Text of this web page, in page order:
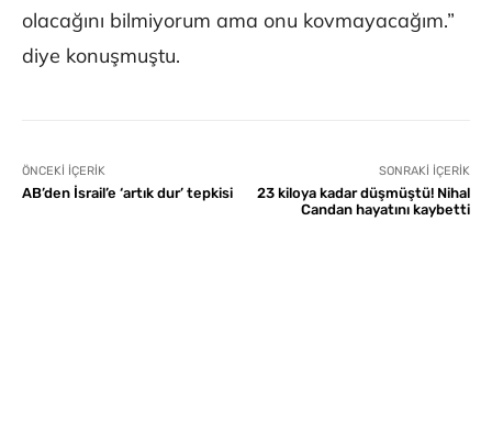
olacağını bilmiyorum ama onu kovmayacağım.”
diye konuşmuştu.
ÖNCEKI İÇERIK
AB’den İsrail’e ‘artık dur’ tepkisi
SONRAKI İÇERIK
23 kiloya kadar düşmüştü! Nihal
Candan hayatını kaybetti